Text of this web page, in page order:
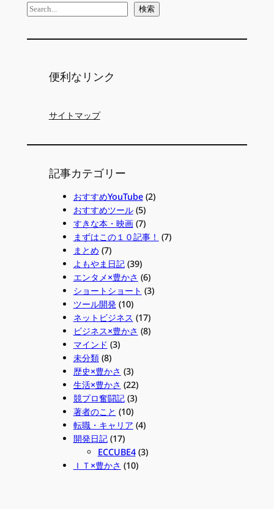
検
検索
便利なリンク
サイトマップ
記事カテゴリー
おすすめYouTube(2)
おすすめツール(5)
すきな本・映画(7)
まずはこの１０記事！ (7)
まとめ (7)
よもやま日記(39)
エンタメ×豊かさ (6)
ショートショート (3)
ツール開発 (10)
ネットビジネス (17)
ビジネス×豊かさ (8)
マインド (3)
未分類(8)
歴史×豊かさ (3)
生活×豊かさ (22)
競プロ奮闘記(3)
著者のこと (10)
転職・キャリア (4)
開発日記(17)
ECCUBE4(3)
ＩＴ×豊かさ (10)